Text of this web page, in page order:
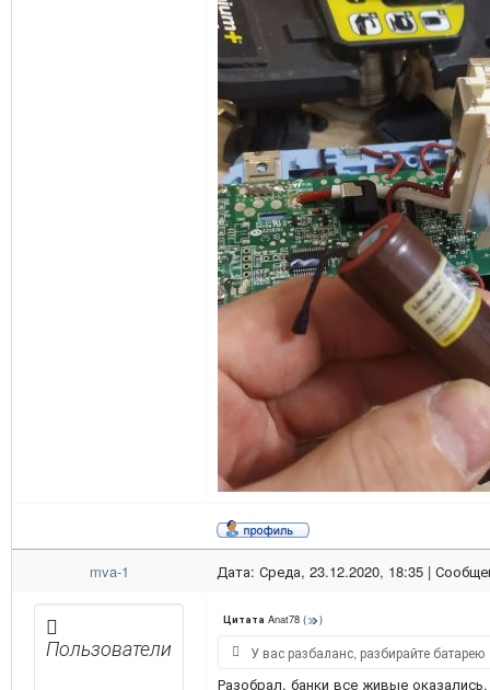
mva-1 Дата: Среда, 23.12.2020, 18:35 |
Пользователи
Цитата Anat78 ( )
У вас разбаланс, разбирайте батарею
Разобрал, банки все живые